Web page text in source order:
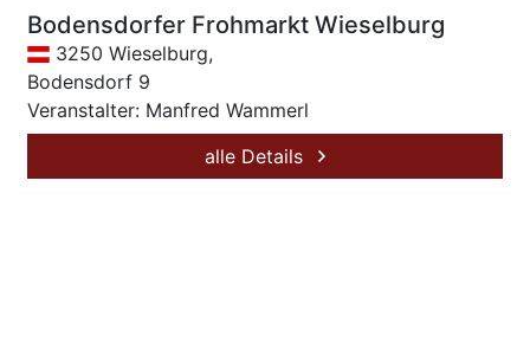
Bodensdorfer Frohmarkt Wieselburg
3250 Wieselburg,
Bodensdorf 9
Veranstalter: Manfred Wammerl
alle Details